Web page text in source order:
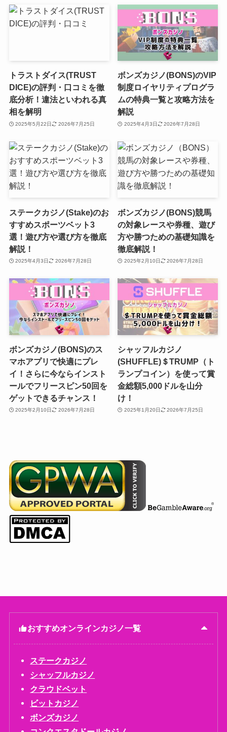
トラストダイス(TRUST
DICE)の評判・口コミを徹
底分析！違法といわれる真
相を解明
2025年5月22日 2026年7月25日
ボンズカジノ(BONS)のVIP
制度ロイヤリティプログラ
ムの特典一覧と攻略方法を
解説
2025年4月3日 2026年7月28日
ステークカジノ(Stake)のお
すすめスポーツベット3
選！遊び方や選び方を徹底
解説！
2025年4月3日 2026年7月28日
ボンズカジノ(BONS)競馬
の対象レースや券種、遊び
方や勝つための基礎知識を
徹底解説！
2025年2月10日 2026年7月28日
ボンズカジノ(BONS)のス
マホアプリで快適にプレ
イ！さらに今ならインスト
ールでフリースピン50回を
ゲットできるチャンス！
2025年2月10日 2026年7月28日
シャッフルカジノ
(SHUFFLE)＄TRUMP（ト
ランプコイン）を使って賞
金総額5,000ドルを山分
け！
2025年1月20日 2026年7月25日
おすすめオンラインカジノ一覧
ステークカジノ
シャッフルカジノ
クラウドベット
ビットカジノ
ボンズカジノ